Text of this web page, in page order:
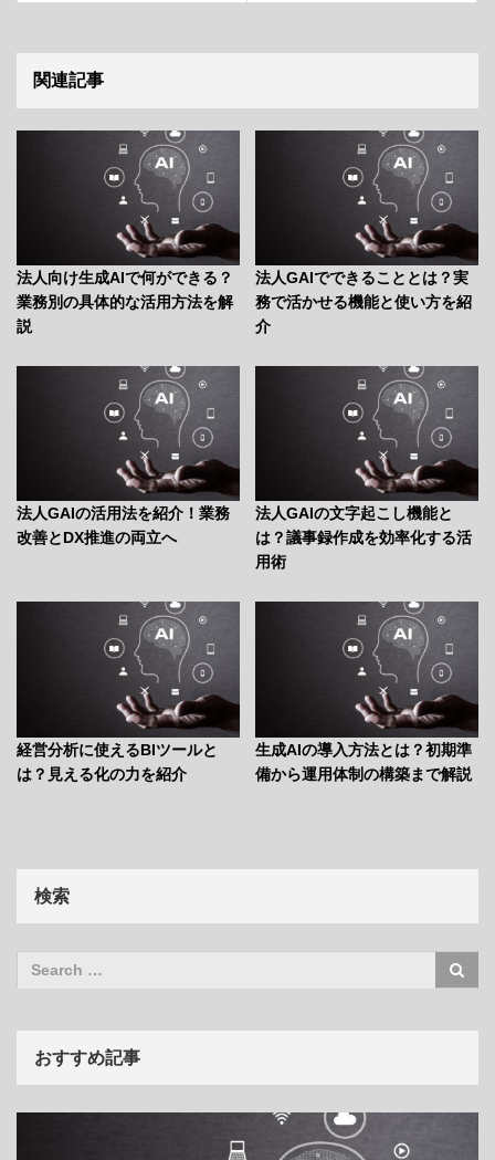
関連記事
法人向け生成AIで何ができる？
業務別の具体的な活用方法を解
説
法人GAIでできることとは？実
務で活かせる機能と使い方を紹
介
法人GAIの活用法を紹介！業務
改善とDX推進の両立へ
法人GAIの文字起こし機能と
は？議事録作成を効率化する活
用術
経営分析に使えるBIツールと
は？見える化の力を紹介
生成AIの導入方法とは？初期準
備から運用体制の構築まで解説
検索
おすすめ記事